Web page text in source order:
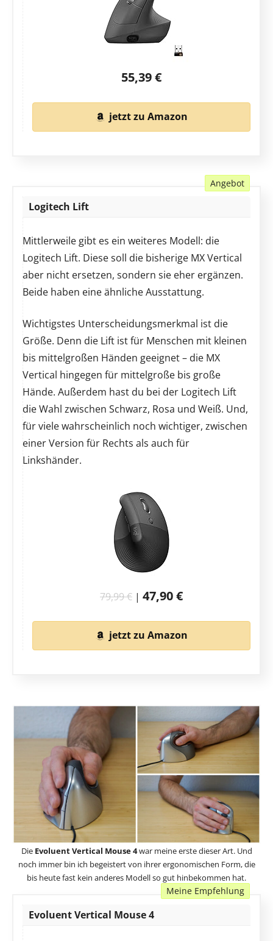
55,39 €
jetzt zu Amazon
Logitech Lift
Mittlerweile gibt es ein weiteres Modell: die
Logitech Lift. Diese soll die bisherige MX Vertical
aber nicht ersetzen, sondern sie eher ergänzen.
Beide haben eine ähnliche Ausstattung.
Wichtigstes Unterscheidungsmerkmal ist die
Größe. Denn die Lift ist für Menschen mit kleinen
bis mittelgroßen Händen geeignet – die MX
Vertical hingegen für mittelgroße bis große
Hände. Außerdem hast du bei der Logitech Lift
die Wahl zwischen Schwarz, Rosa und Weiß. Und,
für viele wahrscheinlich noch wichtiger, zwischen
einer Version für Rechts als auch für
Linkshänder.
79,99 € | 47,90 €
jetzt zu Amazon
Angebot
Die Evoluent Vertical Mouse 4war meine erste dieser Art. Und
noch immer bin ich begeistert von ihrer ergonomischen Form, die
bis heute fast kein anderes Modell so gut hinbekommen hat.
Evoluent Vertical Mouse 4
Meine Empfehlung